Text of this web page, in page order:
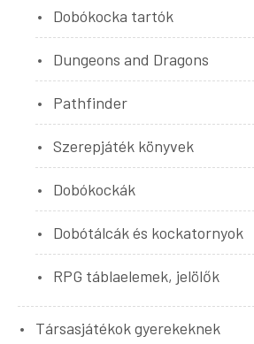
Dobókocka tartók
Dungeons and Dragons
Pathfinder
Szerepjáték könyvek
Dobókockák
Dobótálcák és kockatornyok
RPG táblaelemek, jelölők
Társasjátékok gyerekeknek